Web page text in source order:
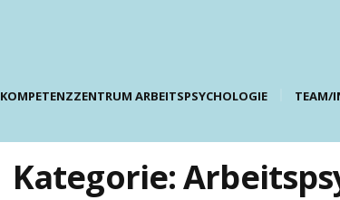
KOMPETENZZENTRUM ARBEITSPSYCHOLOGIE TEAM/
Kategorie: